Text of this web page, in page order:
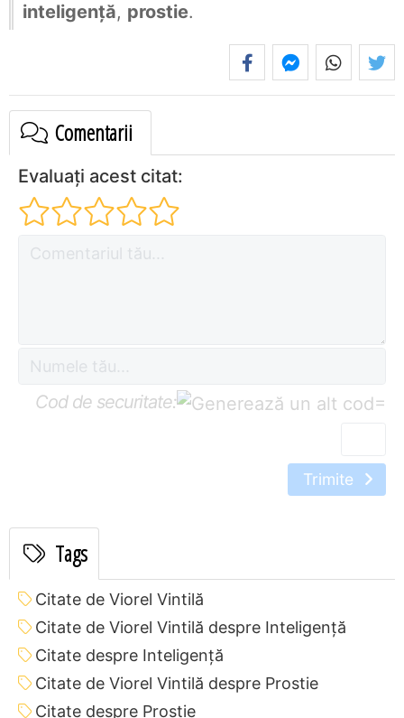
inteligență, prostie.
Comentarii
Evaluați acest citat:
Cod de securitate: =
Trimite
Tags
Citate de Viorel Vintilă
Citate de Viorel Vintilă despre Inteligență
Citate despre Inteligență
Citate de Viorel Vintilă despre Prostie
Citate despre Prostie